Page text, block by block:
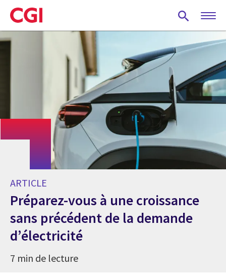
Skip
to
main
content
ARTICLE
Préparez-vous à une croissance
sans précédent de la demande
d’électricité
7 min de lecture